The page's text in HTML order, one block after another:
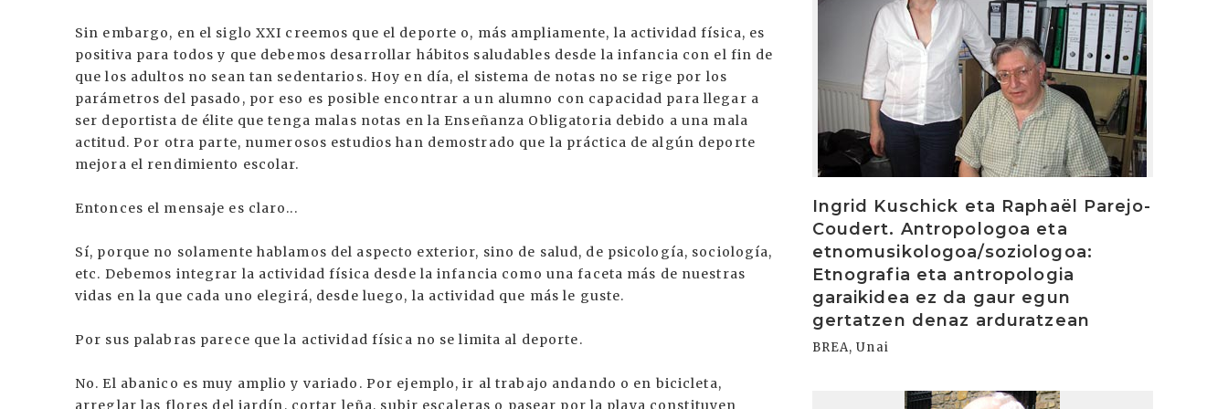
Sin embargo, en el siglo XXI creemos que el deporte o, más ampliamente, la actividad física, es
positiva para todos y que debemos desarrollar hábitos saludables desde la infancia con el fin de
que los adultos no sean tan sedentarios. Hoy en día, el sistema de notas no se rige por los
parámetros del pasado, por eso es posible encontrar a un alumno con capacidad para llegar a
ser deportista de élite que tenga malas notas en la Enseñanza Obligatoria debido a una mala
actitud. Por otra parte, numerosos estudios han demostrado que la práctica de algún deporte
mejora el rendimiento escolar.
Entonces el mensaje es claro...
Sí, porque no solamente hablamos del aspecto exterior, sino de salud, de psicología, sociología,
etc. Debemos integrar la actividad física desde la infancia como una faceta más de nuestras
vidas en la que cada uno elegirá, desde luego, la actividad que más le guste.
Por sus palabras parece que la actividad física no se limita al deporte.
No. El abanico es muy amplio y variado. Por ejemplo, ir al trabajo andando o en bicicleta,
arreglar las flores del jardín, cortar leña, subir escaleras o pasear por la playa constituyen
Ingrid Kuschick eta Raphaël Parejo-
Coudert. Antropologoa eta
etnomusikologoa/soziologoa:
Etnografia eta antropologia
garaikidea ez da gaur egun
gertatzen denaz arduratzean
BREA, Unai